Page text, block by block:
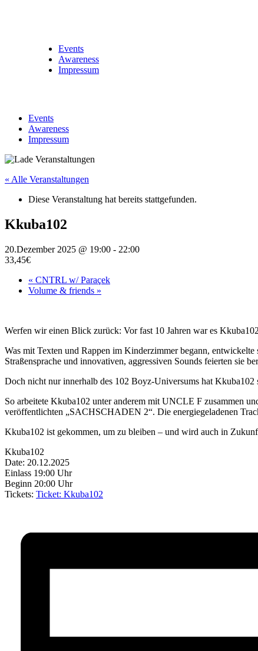
Events
Awareness
Impressum
Events
Awareness
Impressum
« Alle Veranstaltungen
Diese Veranstaltung hat bereits stattgefunden.
Kkuba102
20.Dezember 2025 @ 19:00 - 22:00
33,45€
« CNTRL w/ Paraçek
Volume & friends »
Werfen wir einen Blick zurück: Vor fast 10 Jahren war es
Was mit Texten und Rappen im Kinderzimmer begann,
Straßensprache und innovativen, aggressiven Sounds feierten sie
Doch nicht nur innerhalb des 102 Boyz-Universums hat Kkuba102
So arbeitete Kkuba102 unter anderem mit UNCLE F zusammen
veröffentlichten „SACHSCHADEN 2“. Die energiegeladenen
Kkuba102 ist gekommen, um zu bleiben – und wird auch in
Kkuba102
Date: 20.12.2025
Einlass 19:00 Uhr
Beginn 20:00 Uhr
Tickets: Ticket: Kkuba102